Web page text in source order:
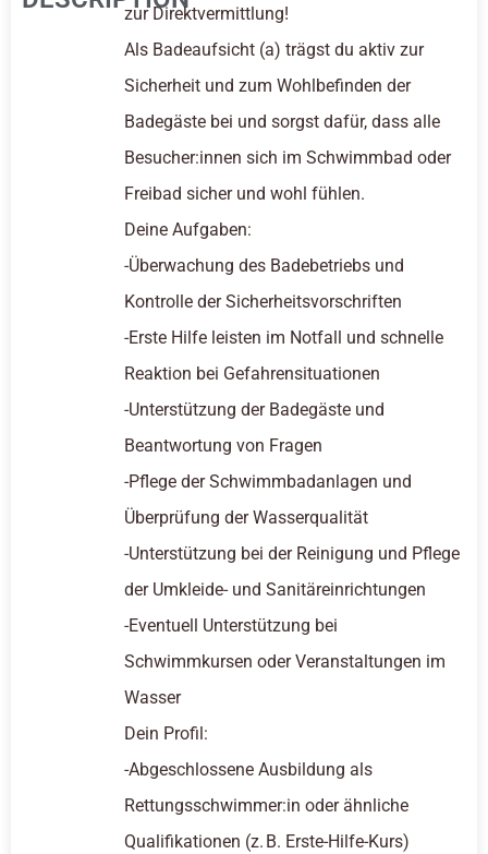
zur Direktvermittlung!
Als Badeaufsicht (a) trägst du aktiv zur
Sicherheit und zum Wohlbefinden der
Badegäste bei und sorgst dafür, dass alle
Besucher:innen sich im Schwimmbad oder
Freibad sicher und wohl fühlen.
Deine Aufgaben:
-Überwachung des Badebetriebs und
Kontrolle der Sicherheitsvorschriften
-Erste Hilfe leisten im Notfall und schnelle
Reaktion bei Gefahrensituationen
-Unterstützung der Badegäste und
Beantwortung von Fragen
-Pflege der Schwimmbadanlagen und
Überprüfung der Wasserqualität
-Unterstützung bei der Reinigung und Pflege
der Umkleide- und Sanitäreinrichtungen
-Eventuell Unterstützung bei
Schwimmkursen oder Veranstaltungen im
Wasser
Dein Profil:
-Abgeschlossene Ausbildung als
Rettungsschwimmer:in oder ähnliche
Qualifikationen (z. B. Erste-Hilfe-Kurs)